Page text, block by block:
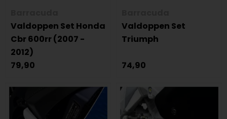
Valdoppen Set Honda
Cbr 600rr (2007 -
2012)
79,90
Valdoppen Set
Triumph
74,90